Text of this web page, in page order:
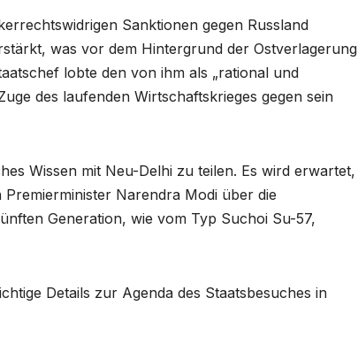
Sanktionen gegen Russland
was vor dem Hintergrund der Ostverlagerung
lobte den von ihm als „rational und
des laufenden Wirtschaftskrieges gegen sein
Wissen mit Neu-Delhi zu teilen. Es wird erwartet,
Narendra Modi über die
Generation, wie vom Typ Suchoi Su-57,
Details zur Agenda des Staatsbesuches in